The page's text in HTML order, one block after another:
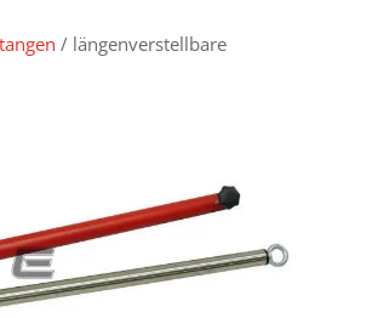
/ längenverstellbare